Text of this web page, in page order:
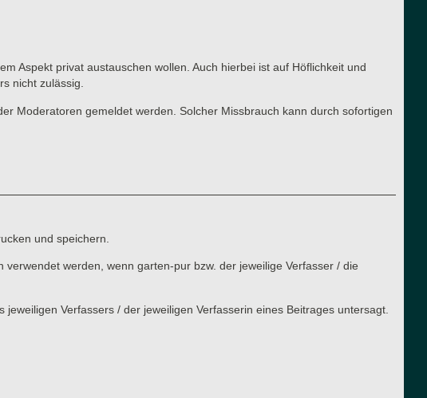
Aspekt privat austauschen wollen. Auch hierbei ist auf Höflichkeit und
nicht zulässig.
Moderatoren gemeldet werden. Solcher Missbrauch kann durch sofortigen
und speichern.
werden, wenn garten-pur bzw. der jeweilige Verfasser / die
Verfassers / der jeweiligen Verfasserin eines Beitrages untersagt.